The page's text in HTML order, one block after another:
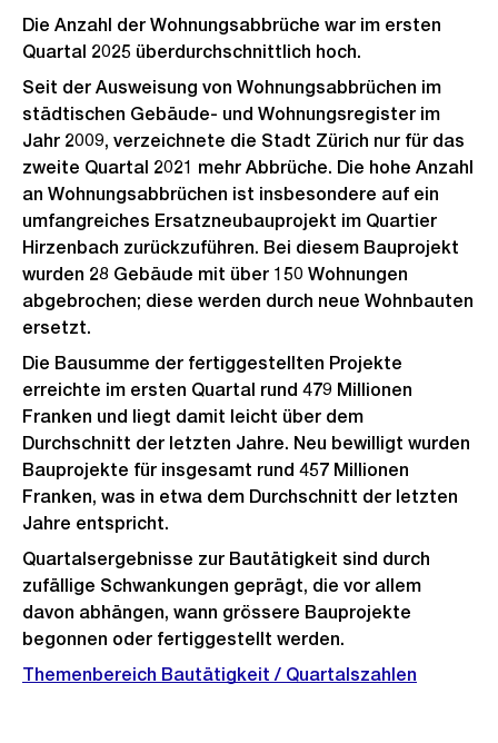
Die Anzahl der Wohnungsabbrüche war im ersten
Quartal 2025 überdurchschnittlich hoch.
Seit der Ausweisung von Wohnungsabbrüchen im
städtischen Gebäude- und Wohnungsregister im
Jahr 2009, verzeichnete die Stadt Zürich nur für das
zweite Quartal 2021 mehr Abbrüche. Die hohe Anzahl
an Wohnungsabbrüchen ist insbesondere auf ein
umfangreiches Ersatzneubauprojekt im Quartier
Hirzenbach zurückzuführen. Bei diesem Bauprojekt
wurden 28 Gebäude mit über 150 Wohnungen
abgebrochen; diese werden durch neue Wohnbauten
ersetzt.
Die Bausumme der fertiggestellten Projekte
erreichte im ersten Quartal rund 479 Millionen
Franken und liegt damit leicht über dem
Durchschnitt der letzten Jahre. Neu bewilligt wurden
Bauprojekte für insgesamt rund 457 Millionen
Franken, was in etwa dem Durchschnitt der letzten
Jahre entspricht.
Quartalsergebnisse zur Bautätigkeit sind durch
zufällige Schwankungen geprägt, die vor allem
davon abhängen, wann grössere Bauprojekte
begonnen oder fertiggestellt werden.
Themenbereich Bautätigkeit / Quartalszahlen